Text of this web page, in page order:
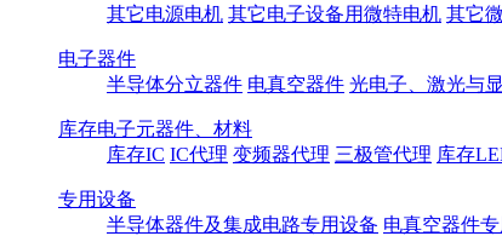
其它电源电机 其它电子设备用微特电机 其它
电子器件
半导体分立器件 电真空器件 光电子、激光与
库存电子元器件、材料
库存IC IC代理 变频器代理 三极管代理 库存
专用设备
半导体器件及集成电路专用设备 电真空器件